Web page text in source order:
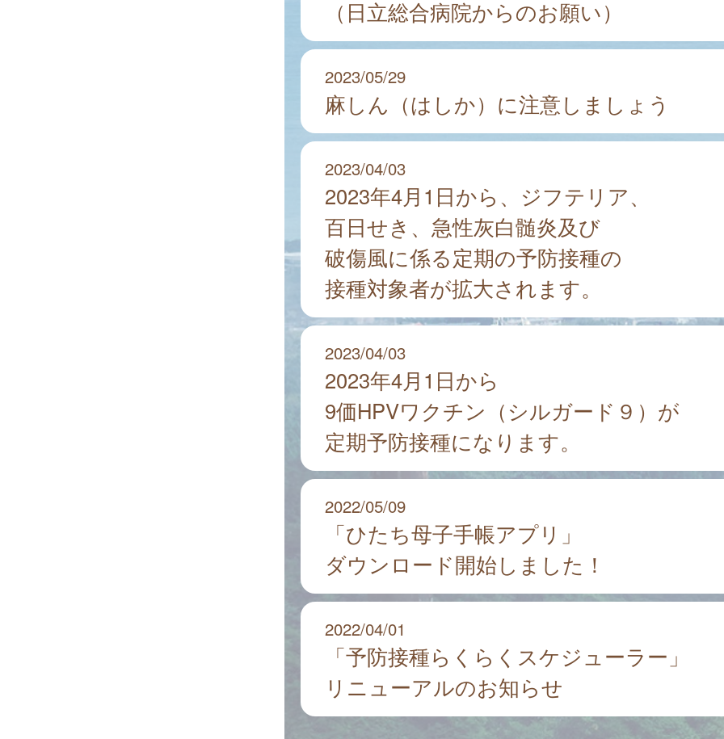
（日立総合病院からのお願い）
2023/05/29
麻しん（はしか）に注意しましょう
2023/04/03
2023年4月1日から、ジフテリア、
百日せき、急性灰白髄炎及び
破傷風に係る定期の予防接種の
接種対象者が拡大されます。
2023/04/03
2023年4月1日から
9価HPVワクチン（シルガード９）が
定期予防接種になります。
2022/05/09
「ひたち母子手帳アプリ」
ダウンロード開始しました！
2022/04/01
「予防接種らくらくスケジューラー」
リニューアルのお知らせ